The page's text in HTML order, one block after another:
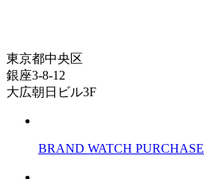
東京都中央区
銀座3-8-12
大広朝日ビル3F
BRAND WATCH PURCHASE